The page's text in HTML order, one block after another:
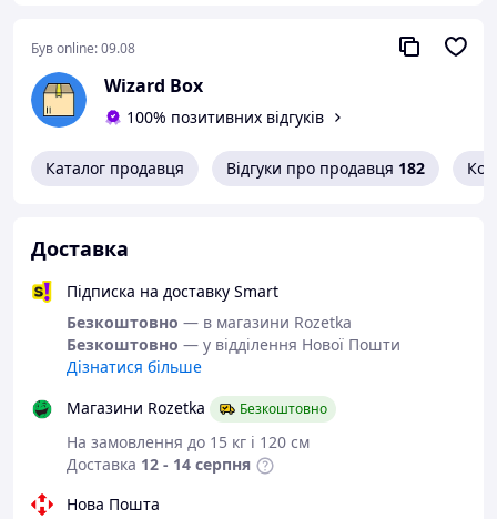
Був online:09.08
Wizard Box
100% позитивних відгуків
Каталог продавця Відгуки про продавця 182
Доставка
Підписка на доставку Smart
Безкоштовно — в магазини Rozetka
Безкоштовно — у відділення Нової Пошти
Дізнатися більше
Магазини Rozetka
Безкоштовно
На замовлення до 15 кг і 120 см
Доставка 12 - 14 серпня
Нова Пошта